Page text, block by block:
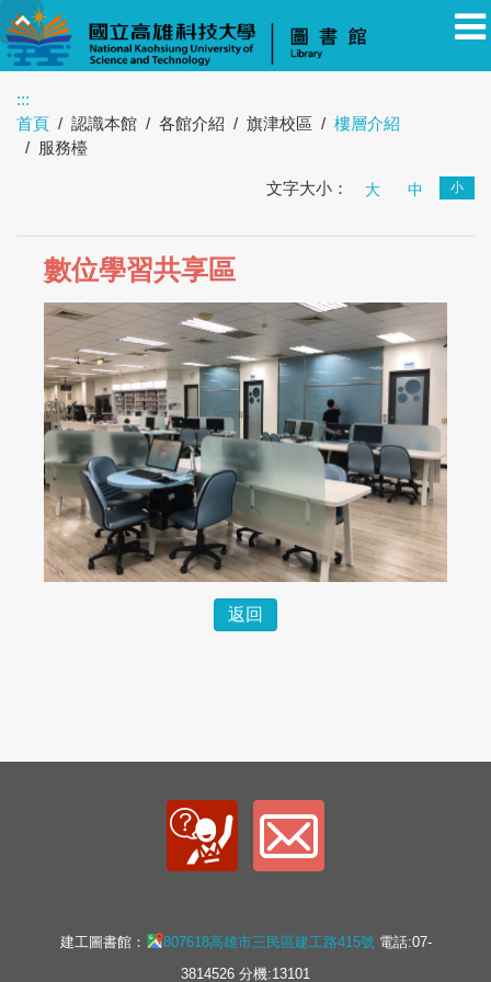
教職員
:::
首頁
認識本館 各館介紹 旗津校區
樓層介紹
服務檯
文字大小： 大 中 小
數位學習共享區
返回
建工圖書館： 807618高雄市三民區建工路415號電話:07-
3814526 分機:13101